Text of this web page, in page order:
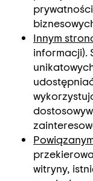
Innym
informacji).
witryny,